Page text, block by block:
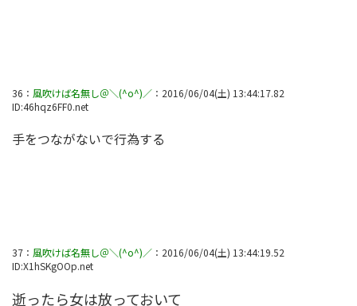
36 ： 風吹けば名無し＠＼(^o^)／ ： 2016/06/04(土) 13:44:17.82
ID:46hqz6FF0.net
手をつながないで行為する
37 ： 風吹けば名無し＠＼(^o^)／ ： 2016/06/04(土) 13:44:19.52
ID:X1hSKgOOp.net
逝ったら女は放っておいて